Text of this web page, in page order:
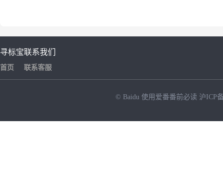
寻标宝
首页
联系我们
联系客服
© Baidu 使用爱番番前必读 沪ICP